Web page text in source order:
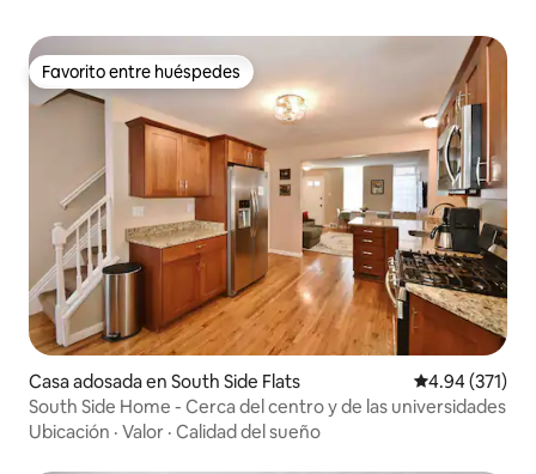
Favorito entre huéspedes
Favorito entre huéspedes
Casa adosada en South Side Flats Calificación
4.94 (371)
South Side Home - Cerca del centro y de las universidades
Ubicación · Valor · Calidad del sueño